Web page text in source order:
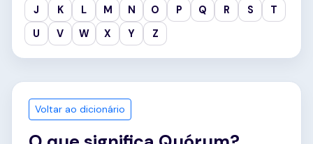
Voltar ao dicionário
J
K L M N O P Q R S
T
U
V W X Y Z